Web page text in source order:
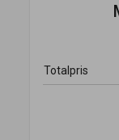
Totalpris